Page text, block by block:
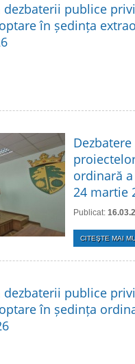
publice
în ședința
ordinară
24 martie
Publicat:
CITEŞTE MAI
publice
în ședința